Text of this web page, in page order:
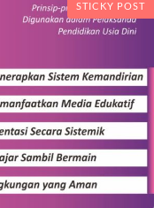
STICKY POST